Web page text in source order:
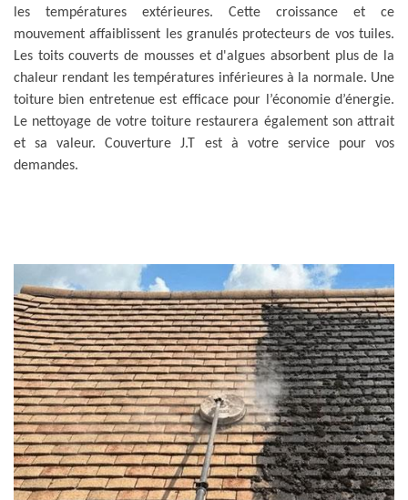
les températures extérieures. Cette croissance et ce
mouvement affaiblissent les granulés protecteurs de vos tuiles.
Les toits couverts de mousses et d'algues absorbent plus de la
chaleur rendant les températures inférieures à la normale. Une
toiture bien entretenue est efficace pour l’économie d’énergie.
Le nettoyage de votre toiture restaurera également son attrait
et sa valeur. Couverture J.T est à votre service pour vos
demandes.